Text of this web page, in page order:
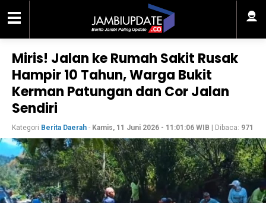
Miris! Jalan ke Rumah Sakit Rusak
Hampir 10 Tahun, Warga Bukit
Kerman Patungan dan Cor Jalan
Sendiri
Kategori Berita Daerah - Kamis, 11 Juni 2026 - 11:01:06 WIB | Dibaca: 971